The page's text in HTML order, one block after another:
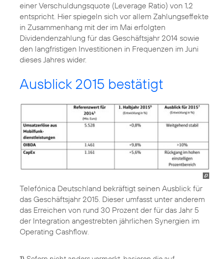
einer Verschuldungsquote (Leverage Ratio) von 1,2
entspricht. Hier spiegeln sich vor allem Zahlungseffekte
in Zusammenhang mit der im Mai erfolgten
Dividendenzahlung für das Geschäftsjahr 2014 sowie
den langfristigen Investitionen in Frequenzen im Juni
dieses Jahres wider.
Ausblick 2015 bestätigt
Telefónica Deutschland bekräftigt seinen Ausblick für
das Geschäftsjahr 2015. Dieser umfasst unter anderem
das Erreichen von rund 30 Prozent der für das Jahr 5
der Integration angestrebten jährlichen Synergien im
Operating Cashflow.